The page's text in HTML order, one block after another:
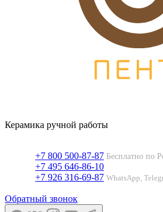
Керамика ручной работы
+7 800 500-87-87 Бесплатно по
+7 495 646-86-10
+7 926 316-69-87 WhatsApp,
Обратный звонок